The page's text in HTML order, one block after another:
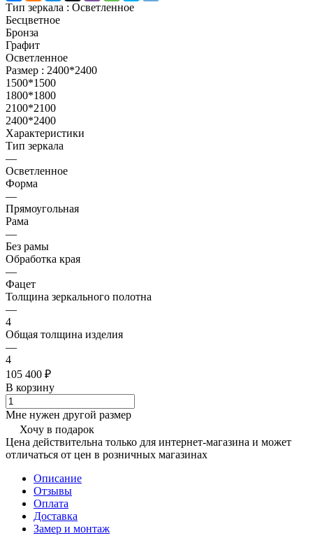
Тип зеркала : Осветленное
Бесцветное
Бронза
Графит
Осветленное
Размер : 2400*2400
1500*1500
1800*1800
2100*2100
2400*2400
Характеристики
Тип зеркала
—
Осветленное
Форма
—
Прямоугольная
Рама
—
Без рамы
Обработка края
—
Фацет
Толщина зеркального полотна
—
4
Общая толщина изделия
—
4
105 400 ₽
В корзину
Мне нужен другой размер
Хочу в подарок
Цена действительна только для интернет-магазина и может
отличаться от цен в розничных магазинах
Описание
Отзывы
Оплата
Доставка
Замер и монтаж